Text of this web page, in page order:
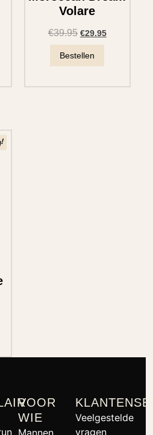
Volare
€39.95 €29.95
Bestellen
VOOR
WIE
Veelgestelde
vragen